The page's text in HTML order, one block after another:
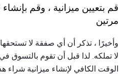
قم بتعيين ميزانية ، وقم
مرتين
وأخيرًا ، تذكر أن أي صفقة لا
لا تملكه. لذا قبل أن تقوم بالتسوق
الوقت الكافي لإنشاء ميزانية شراء